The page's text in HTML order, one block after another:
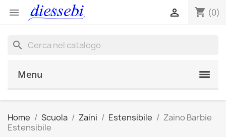
 shopping_cart (0)

search
Menu
Home Scuola Zaini Estensibile
Zaino Barbie
Estensibile